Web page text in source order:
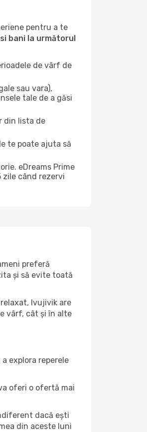
pentru a te
bani la următorul
de vârf de
sau vara),
tale de a găsi
din lista de
te poate ajuta să
eDreams Prime
zile când rezervi
preferă
și să evite toată
Ivujivik are
vârf, cât și în alte
explora reperele
oferi o ofertă mai
dacă ești
din aceste luni